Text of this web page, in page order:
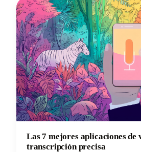
podcast es brutal. ¡Ese es el tiempo
contenido, a conectar con tu audiencia
programa! Los mejores servicios de
ahorran este trabajo pesado y, al
transcripciones precisas y utilizables
trabajo y presupuesto.
Las 7 mejores aplicaciones de
transcripción precisa